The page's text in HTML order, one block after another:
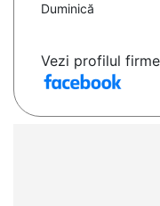
Duminică
Vezi profilul